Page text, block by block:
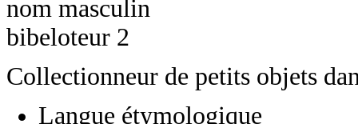
nom masculin
bibeloteur 2
Collectionneur de petits objets
Langue étymologique